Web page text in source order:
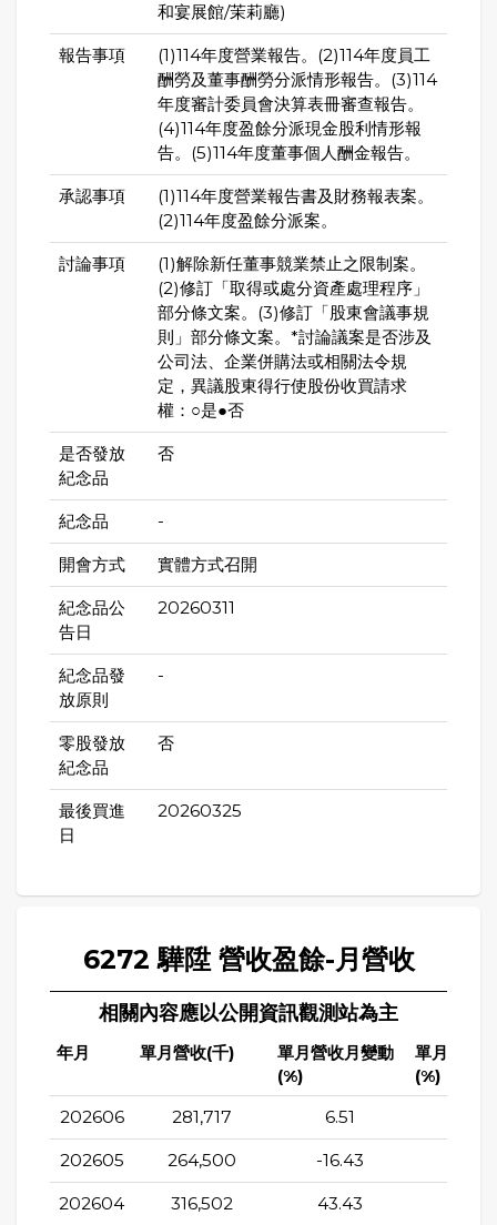
和宴展館/茉莉廳)
報告事項
(1)114年度營業報告。(2)114年度員工
酬勞及董事酬勞分派情形報告。(3)114
年度審計委員會決算表冊審查報告。
(4)114年度盈餘分派現金股利情形報
告。(5)114年度董事個人酬金報告。
承認事項
(1)114年度營業報告書及財務報表案。
(2)114年度盈餘分派案。
討論事項
(1)解除新任董事競業禁止之限制案。
(2)修訂「取得或處分資產處理程序」
部分條文案。(3)修訂「股東會議事規
則」部分條文案。*討論議案是否涉及
公司法、企業併購法或相關法令規
定，異議股東得行使股份收買請求
權：○是●否
是否發放
紀念品
否
紀念品 -
開會方式 實體方式召開
紀念品公
告日
20260311
紀念品發
放原則
-
零股發放
紀念品
否
最後買進
日
20260325
6272 驊陞 營收盈餘-月營收
相關內容應以公開資訊觀測站為主
年月 單月營收(千)
單月營收月變動
(%)
單月營收
(%)
202606 281,717 6.51
202605 264,500 -16.43
202604 316,502 43.43